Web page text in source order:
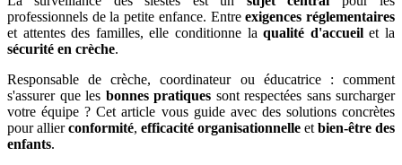
professionnels de la petite enfance. Entreexigences réglementaires
et attentes des familles, elle conditionne laqualité d'accueilet la
sécurité en crèche.
Responsable de crèche, coordinateur ou éducatrice : comment
s'assurer que les bonnes pratiques sont respectées sans surcharger
votre équipe ? Cet article vous guide avec des solutions concrètes
pour allierconformité, efficacité organisationnelle et bien-être des
enfants.